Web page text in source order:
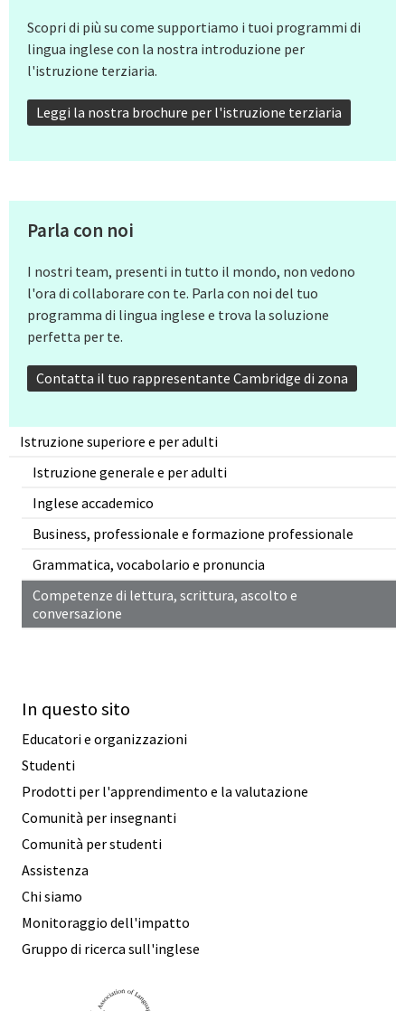
Istruzione superiore e per adulti
Istruzione generale e per adulti
Inglese accademico
Business, professionale e formazione professionale
Grammatica, vocabolario e pronuncia
Competenze di lettura, scrittura, ascolto e
conversazione
Scopri di più su come supportiamo i tuoi programmi di
lingua inglese con la nostra introduzione per
l'istruzione terziaria.
Leggi la nostra brochure per l'istruzione terziaria
Parla con noi
I nostri team, presenti in tutto il mondo, non vedono
l'ora di collaborare con te. Parla con noi del tuo
programma di lingua inglese e trova la soluzione
perfetta per te.
Contatta il tuo rappresentante Cambridge di zona
In questo sito
Educatori e organizzazioni
Studenti
Prodotti per l'apprendimento e la valutazione
Comunità per insegnanti
Comunità per studenti
Assistenza
Chi siamo
Monitoraggio dell'impatto
Gruppo di ricerca sull'inglese